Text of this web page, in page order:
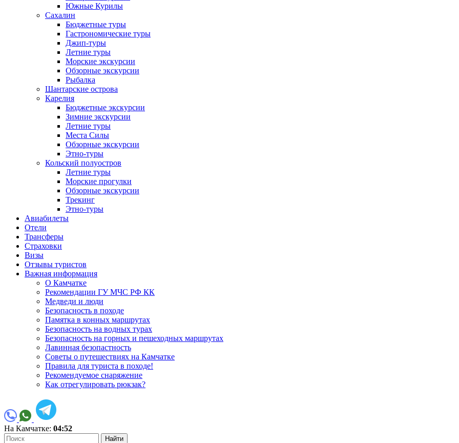
Южные Курилы
Сахалин
Бюджетные туры
Гастрономические туры
Джип-туры
Летние туры
Морские экскурсии
Обзорные экскурсии
Рыбалка
Шантарские острова
Карелия
Бюджетные экскурсии
Зимние экскурсии
Летние туры
Места Силы
Обзорные экскурсии
Этно-туры
Кольский полуостров
Летние туры
Морские прогулки
Обзорные экскурсии
Трекинг
Этно-туры
Авиабилеты
Отели
Трансферы
Страховки
Визы
Отзывы туристов
Важная информация
О Камчатке
Рекомендации ГУ МЧС РФ КК
Медведи и люди
Безопасность в походе
Памятка в конных маршрутах
Безопасность на водных турах
Безопасность на горных и пешеходных маршрутах
Лавинная безопастность
Советы о путешествиях на Камчатке
Правила для туриста в походе!
Рекомендуемое снаряжение
Как отрегулировать рюкзак?
На Камчатке: 04:52
Найти